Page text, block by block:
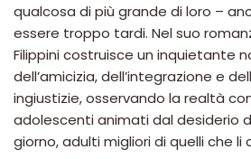
qualcosa di più grande di loro –
essere troppo tardi. Nel suo
Filippini costruisce un inquietante
dell’amicizia, dell’integrazione e
ingiustizie, osservando la realtà
adolescenti animati dal desiderio
giorno, adulti migliori di quelli che li